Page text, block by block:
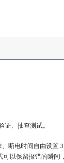
证、抽查测试。
断电时间自由设置
可以保留报错的瞬间